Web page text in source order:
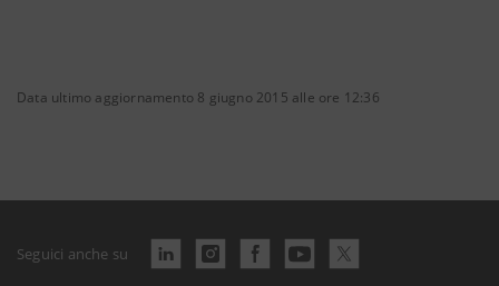
Data ultimo aggiornamento 8 giugno 2015 alle ore 12:36
Seguici anche su